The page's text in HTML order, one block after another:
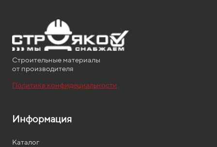
Строительные материалы
от производителя
Политика конфидециальности
Информация
Каталог